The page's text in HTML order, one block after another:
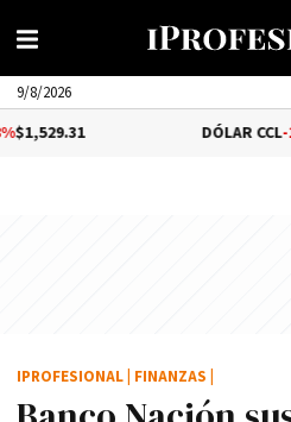
9/8/2026
DÓLAR CCL-1.25%
IPROFESIONAL FINANZAS